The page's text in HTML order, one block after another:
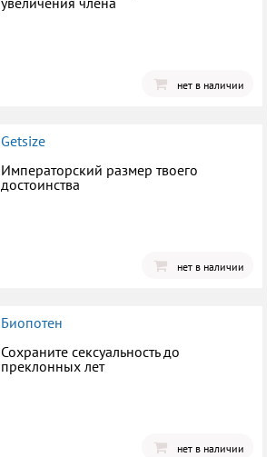
нет в наличии
Getsize
Императорский размер твоего
достоинства
нет в наличии
Биопотен
Сохраните сексуальность до
преклонных лет
нет в наличии